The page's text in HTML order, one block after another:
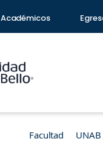
Académicos
Facultad